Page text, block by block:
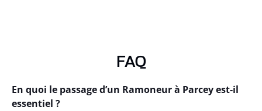
FAQ
En quoi le passage d’un Ramoneur à Parcey est-il
essentiel ?